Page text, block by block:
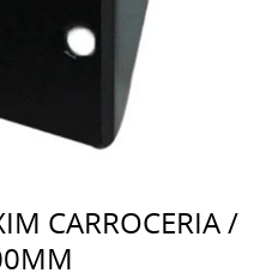
CARROCERIA /